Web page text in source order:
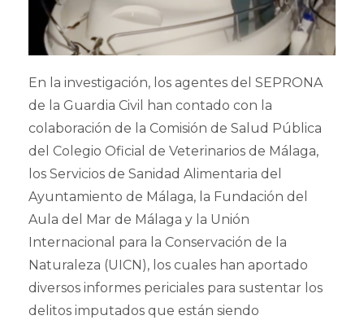
En la investigación, los agentes del SEPRONA
de la Guardia Civil han contado con la
colaboración de la Comisión de Salud Pública
del Colegio Oficial de Veterinarios de Málaga,
los Servicios de Sanidad Alimentaria del
Ayuntamiento de Málaga, la Fundación del
Aula del Mar de Málaga y la Unión
Internacional para la Conservación de la
Naturaleza (UICN), los cuales han aportado
diversos informes periciales para sustentar los
delitos imputados que están siendo